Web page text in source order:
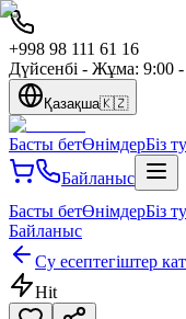
+998 98 111 61 16
Дүйсенбі - Жұма: 9:00
Қазақша🇰🇿
Басты бетӨнімдерБіз
Байланыс
Басты бетӨнімдерБіз
Байланыс
Су есептегіштер
Hit